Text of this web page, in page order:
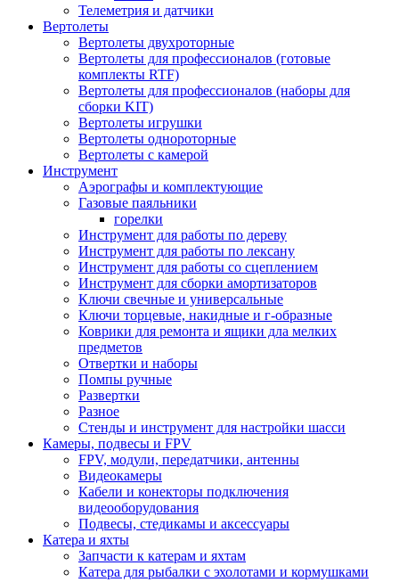
Телеметрия и датчики
Вертолеты
Вертолеты двухроторные
Вертолеты для профессионалов (готовые
комплекты RTF)
Вертолеты для профессионалов (наборы для
сборки KIT)
Вертолеты игрушки
Вертолеты однороторные
Вертолеты с камерой
Инструмент
Аэрографы и комплектующие
Газовые паяльники
горелки
Инструмент для работы по дереву
Инструмент для работы по лексану
Инструмент для работы со сцеплением
Инструмент для сборки амортизаторов
Ключи свечные и универсальные
Ключи торцевые, накидные и г-образные
Коврики для ремонта и ящики дла мелких
предметов
Отвертки и наборы
Помпы ручные
Развертки
Разное
Стенды и инструмент для настройки шасси
Камеры, подвесы и FPV
FPV, модули, передатчики, антенны
Видеокамеры
Кабели и конекторы подключения
видеооборудования
Подвесы, стедикамы и аксессуары
Катера и яхты
Запчасти к катерам и яхтам
Катера для рыбалки с эхолотами и кормушками